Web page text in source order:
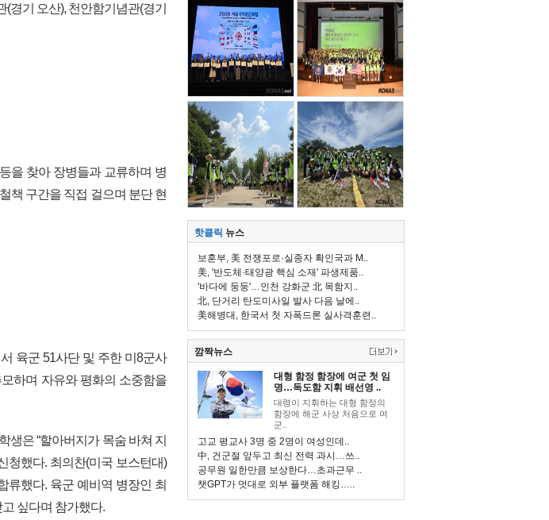
경기 오산), 천안함기념관(경기
을 찾아 장병들과 교류하며 병
책 구간을 직접 걸으며 분단 현
육군 51사단 및 주한 미8군사
하며 자유와 평화의 소중함을
생은 “할아버지가 목숨 바쳐 지
청했다. 최의찬(미국 보스턴대)
류했다. 육군 예비역 병장인 최
싶다며 참가했다.
핫클릭 뉴스
보훈부, 美 전쟁포로·실종자 확인국과 M..
美, '반도체·태양광 핵심 소재' 파생제품..
'바다에 둥둥'…인천 강화군 北 목함지..
北, 단거리 탄도미사일 발사 다음 날에..
美해병대, 한국서 첫 자폭드론 실사격훈련..
깜짝뉴스
대형 함정 함장에 여군 첫 임
명…독도함 지휘 배선영 ..
대령이 지휘하는 대형 함정의
함장에 해군 사상 처음으로 여
군..
고교 평교사 3명 중 2명이 여성인데..
中, 건군절 앞두고 최신 전력 과시…쓰..
공무원 일한만큼 보상한다…초과근무 ..
챗GPT가 멋대로 외부 플랫폼 해킹…..